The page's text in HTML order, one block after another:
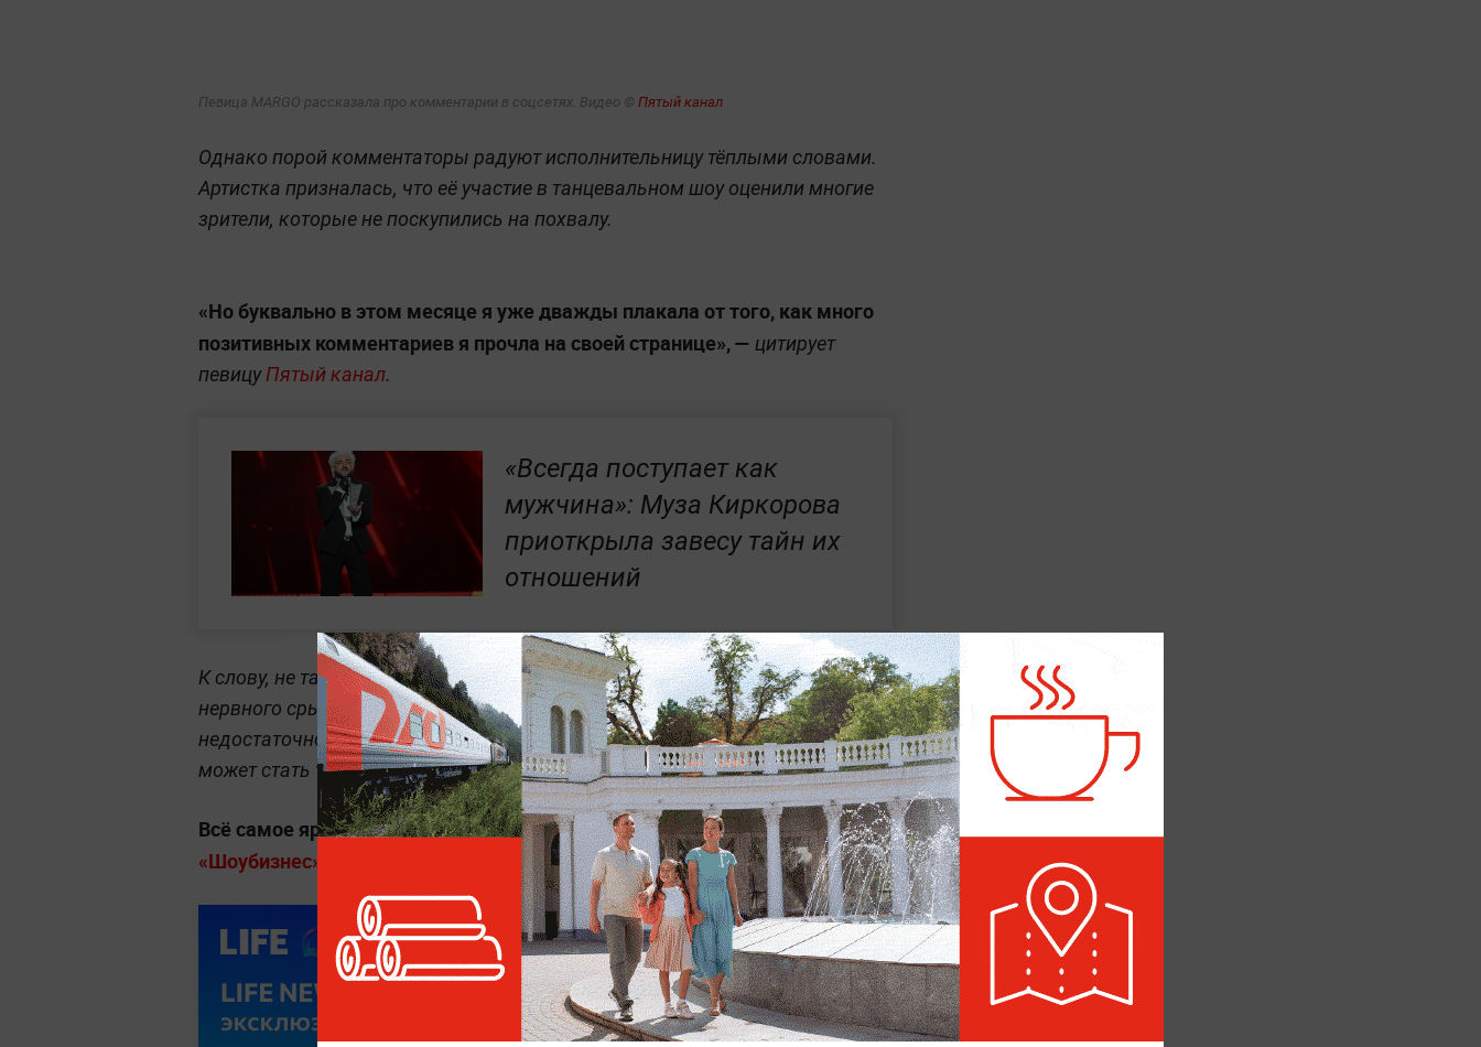
Певица MARGO рассказала про комментарии в соцсетях. Видео © Пятый канал
Однако порой комментаторы радуют исполнительницу тёплыми словами.
Артистка призналась, что её участие в танцевальном шоу оценили многие
зрители, которые не поскупились на похвалу.
«Но буквально в этом месяце я уже дважды плакала от того, как много
позитивных комментариев я прочла на своей странице», — цитирует
певицуПятый канал.
«Всегда поступает как
мужчина»: Муза Киркорова
приоткрыла завесу тайн их
отношений
К слову, не так давнопевица MARGO пропала из шоу-бизнесаиз-за
нервного срыва. По мнению психолога, одной паузы в работе
недостаточно, ей необходима помощь специалистов, иначе ситуация
может стать трагичной.
Всё самое яркое о знаменитостях, шоу и киноиндустрии —в разделе
«Шоубизнес» на Life.ru